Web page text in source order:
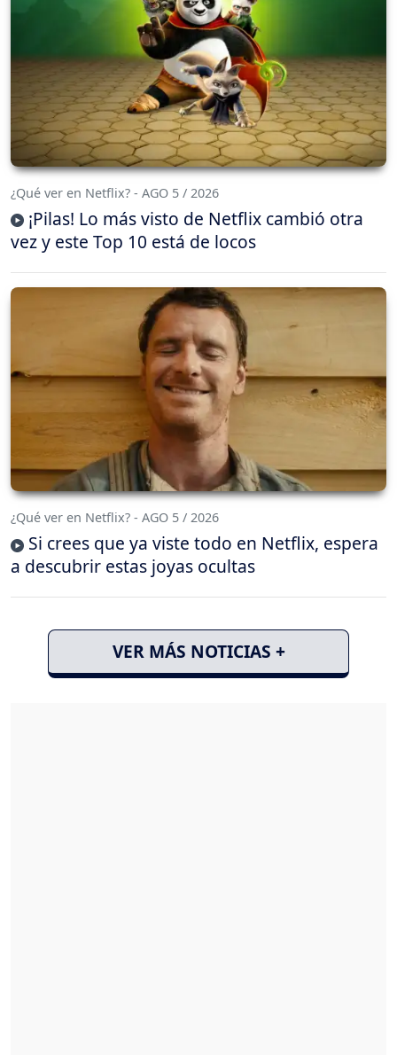
¿Qué ver en Netflix? - AGO 5 / 2026
¡Pilas! Lo más visto de Netflix cambió otra
vez y este Top 10 está de locos
¿Qué ver en Netflix? - AGO 5 / 2026
Si crees que ya viste todo en Netflix, espera
a descubrir estas joyas ocultas
VER MÁS NOTICIAS +